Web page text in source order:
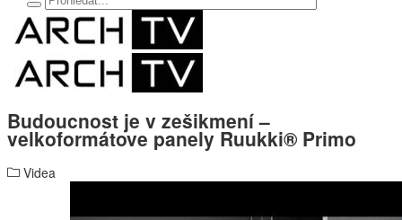
Budoucnost je v zešikmení –
velkoformátove panely Ruukki® Primo
Videa